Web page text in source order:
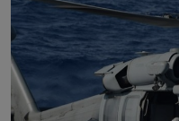
Misterios
Cultura
Mascotas